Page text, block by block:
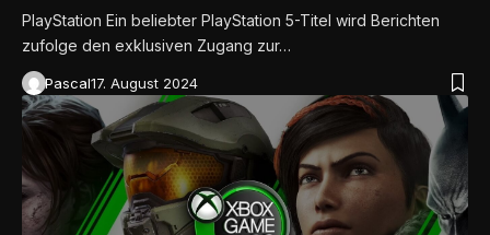
PlayStation Ein beliebter PlayStation 5-Titel wird Berichten
zufolge den exklusiven Zugang zur…
Pascal17. August 2024